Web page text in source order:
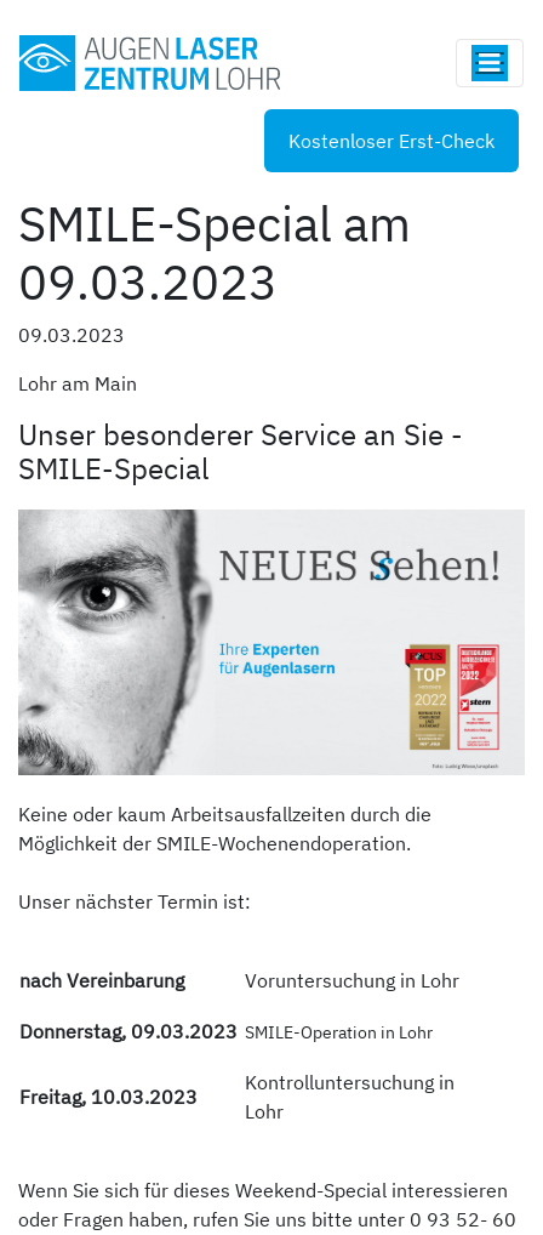
Kostenloser Erst-Check
SMILE-Special am
09.03.2023
09.03.2023
Lohr am Main
Unser besonderer Service an Sie -
SMILE-Special
Keine oder kaum Arbeitsausfallzeiten durch die
Möglichkeit der SMILE-Wochenendoperation.
Unser nächster Termin ist:
nach Vereinbarung Voruntersuchung in Lohr
Donnerstag, 09.03.2023 SMILE-Operation in Lohr
Freitag, 10.03.2023
Kontrolluntersuchung in
Lohr
Wenn Sie sich für dieses Weekend-Special interessieren
oder Fragen haben, rufen Sie uns bitte unter 0 93 52- 60